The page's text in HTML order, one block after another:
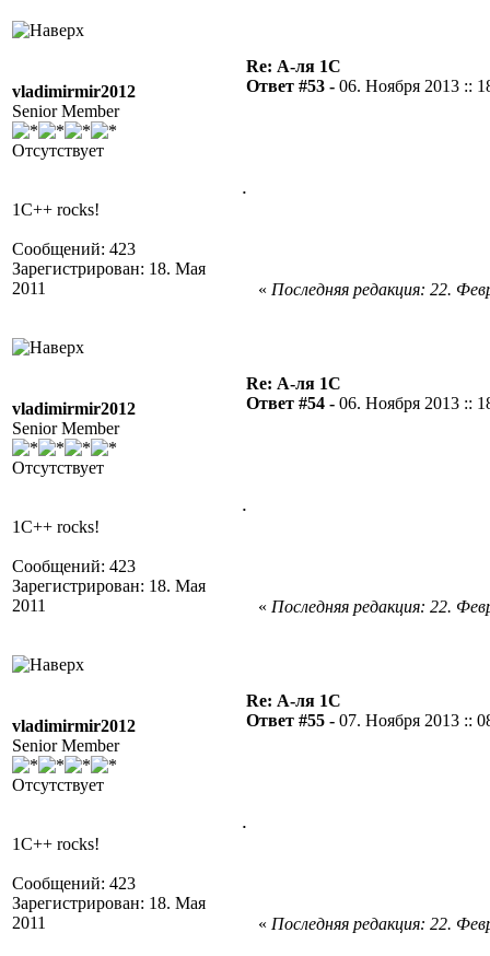
vladimirmir2012
Senior Member
Отсутствует
1C++ rocks!
Сообщений: 423
Зарегистрирован: 18. Мая
2011
Re: А-ля 1С
Ответ #53 - 06. Ноября 2013 ::
.
« Последняя редакция: 22.
vladimirmir2012
Senior Member
Отсутствует
1C++ rocks!
Сообщений: 423
Зарегистрирован: 18. Мая
2011
Re: А-ля 1С
Ответ #54 - 06. Ноября 2013 ::
.
« Последняя редакция: 22.
vladimirmir2012
Senior Member
Отсутствует
1C++ rocks!
Сообщений: 423
Зарегистрирован: 18. Мая
2011
Re: А-ля 1С
Ответ #55 - 07. Ноября 2013 ::
.
« Последняя редакция: 22.